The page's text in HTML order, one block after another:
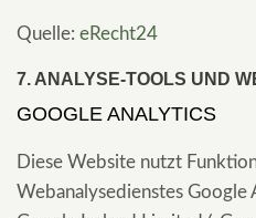
Quelle: eRecht24
7. ANALYSE-TOOLS UND
GOOGLE ANALYTICS
Diese Website nutzt
Webanalysedienstes